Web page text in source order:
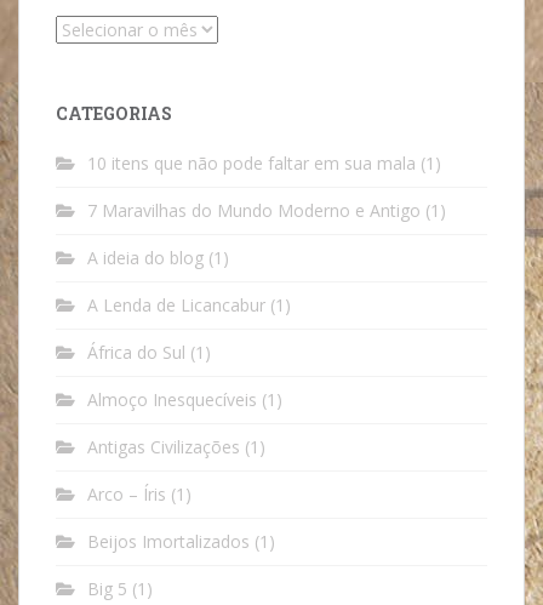
Arquivos
CATEGORIAS
10 itens que não pode faltar em sua mala (1)
7 Maravilhas do Mundo Moderno e Antigo (1)
A ideia do blog (1)
A Lenda de Licancabur (1)
África do Sul (1)
Almoço Inesquecíveis (1)
Antigas Civilizações (1)
Arco – Íris (1)
Beijos Imortalizados (1)
Big 5 (1)